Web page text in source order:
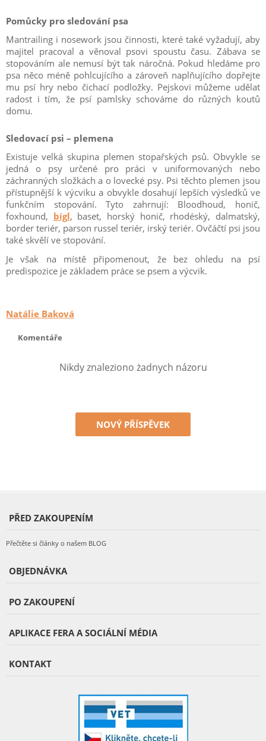
Pomůcky pro sledování psa
Mantrailing i nosework jsou činnosti, které také vyžadují, aby
majitel pracoval a věnoval psovi spoustu času. Zábava se
stopováním ale nemusí být tak náročná. Pokud hledáme pro
psa něco méně pohlcujícího a zároveň naplňujícího dopřejte
mu psí hry nebo čichací podložky. Pejskovi můžeme udělat
radost i tím, že psí pamlsky schováme do různých koutů
domu.
Sledovací psi – plemena
Existuje velká skupina plemen stopařských psů. Obvykle se
jedná o psy určené pro práci v uniformovaných nebo
záchranných složkách a o lovecké psy. Psi těchto plemen jsou
přístupnější k výcviku a obvykle dosahují lepších výsledků ve
funkčním stopování. Tyto zahrnují: Bloodhoud, honič,
foxhound, bígl, baset, horský honič, rhodéský, dalmatský,
border teriér, parson russel teriér, irský teriér. Ovčáčtí psi jsou
také skvělí ve stopování.
Je však na místě připomenout, že bez ohledu na psí
predispozice je základem práce se psem a výcvik.
Natálie Baková
Komentáře
Nikdy znaleziono żadnych názoru
NOVÝ PŘÍSPĚVEK
PŘED ZAKOUPENÍM
Přečtěte si články o našem BLOG
OBJEDNÁVKA
PO ZAKOUPENÍ
APLIKACE FERA A SOCIÁLNÍ MÉDIA
KONTAKT